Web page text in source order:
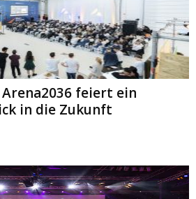
feiert ein
in die Zukunft